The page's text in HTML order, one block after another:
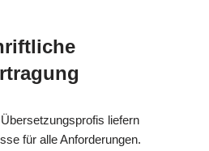
liefern
für alle Anforderungen.